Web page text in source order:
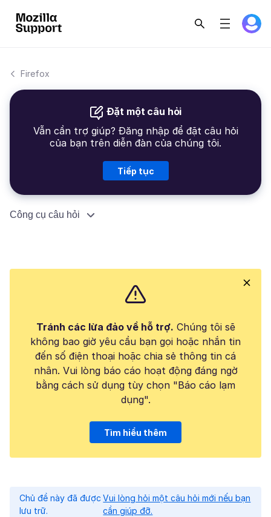
Firefox
Đặt một câu hỏi
Vẫn cần trợ giúp? Đăng nhập để đặt câu hỏi
của bạn trên diễn đàn của chúng tôi.
Tiếp tục
Công cụ câu hỏi
Tránh các lừa đảo về hỗ trợ. Chúng tôi sẽ
không bao giờ yêu cầu bạn gọi hoặc nhắn tin
đến số điện thoại hoặc chia sẻ thông tin cá
nhân. Vui lòng báo cáo hoạt động đáng ngờ
bằng cách sử dụng tùy chọn "Báo cáo lạm
dụng".
Tìm hiểu thêm
Chủ đề này đã được
lưu trữ.
Vui lòng hỏi một câu hỏi mới nếu bạn
cần giúp đỡ.